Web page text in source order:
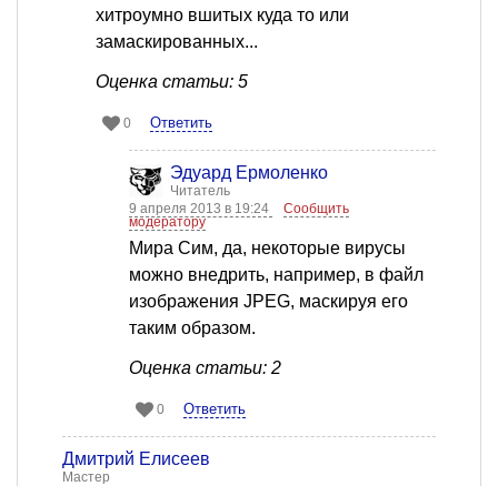
хитроумно вшитых куда то или
замаскированных...
Оценка статьи: 5
0 Ответить
Эдуард Ермоленко
Читатель
9 апреля 2013 в 19:24
Сообщить
модератору
Мира Сим, да, некоторые вирусы
можно внедрить, например, в файл
изображения JPEG, маскируя его
таким образом.
Оценка статьи: 2
0 Ответить
Дмитрий Елисеев
Мастер